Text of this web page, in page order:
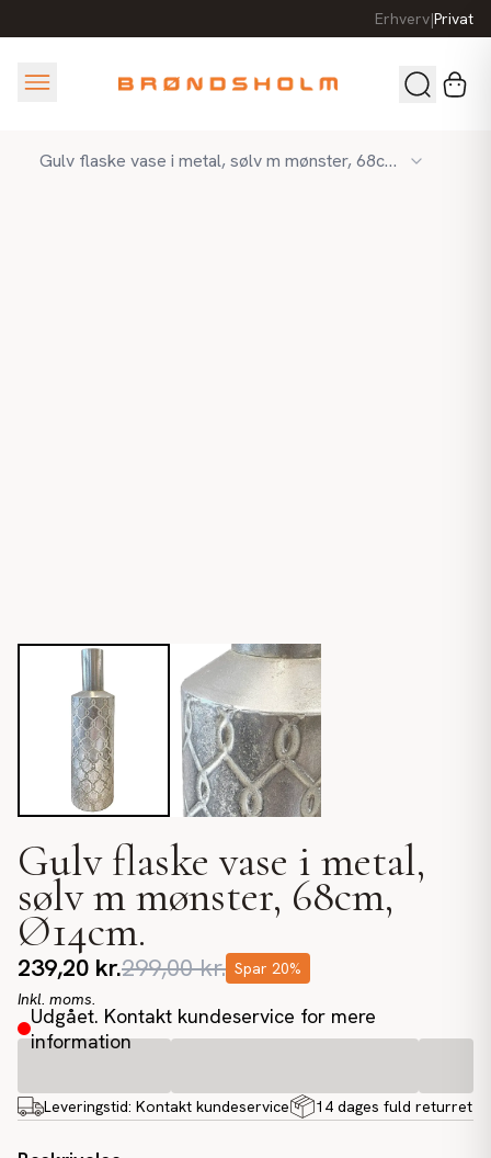
Erhverv|Privat
Gulv flaske vase i metal, sølv m mønster, 68cm, Ø14cm.
Gulv flaske vase i metal,
sølv m mønster, 68cm,
Ø14cm.
239,20 kr.299,00kr. Spar 20%
Inkl. moms.
Udgået. Kontakt kundeservice for mere
information
Leveringstid: Kontakt kundeservice 14 dages fuld returret